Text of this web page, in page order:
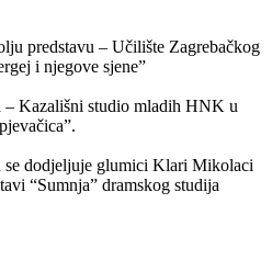
predstavu – Učilište Zagrebačkog
i njegove sjene”
– Kazališni studio mladih HNK u
se dodjeljuje glumici Klari Mikolaci
“Sumnja” dramskog studija